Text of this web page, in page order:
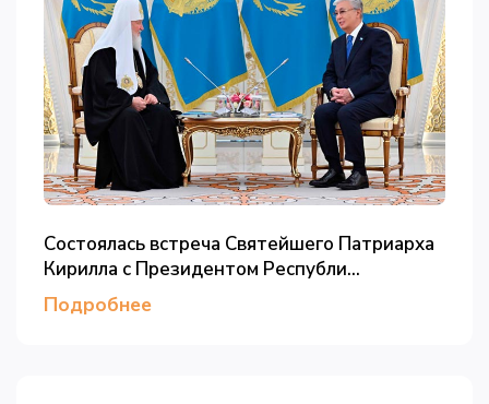
Состоялась встреча Святейшего Патриарха
Кирилла с Президентом Республи...
Подробнее